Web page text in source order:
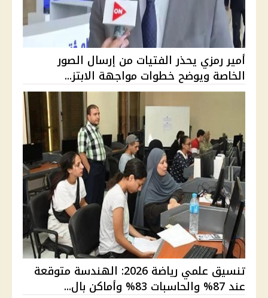
أمير رمزي يحذر الفتيات من إرسال الصور
الخاصة ويوضح خطوات مواجهة الابتز...
تنسيق علمي رياضة 2026: الهندسة متوقعة
عند 87% والحاسبات 83% وأماكن بال...